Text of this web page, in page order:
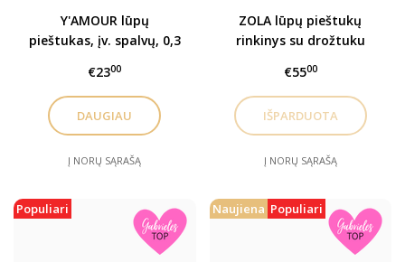
Y'AMOUR lūpų
pieštukas, įv. spalvų, 0,3
€2300
DAUGIAU
Į NORŲ SĄRAŠĄ
ZOLA lūpų pieštukų
rinkinys su drožtuku
€5500
Į NORŲ SĄRAŠĄ
Populiari Naujiena Populiari